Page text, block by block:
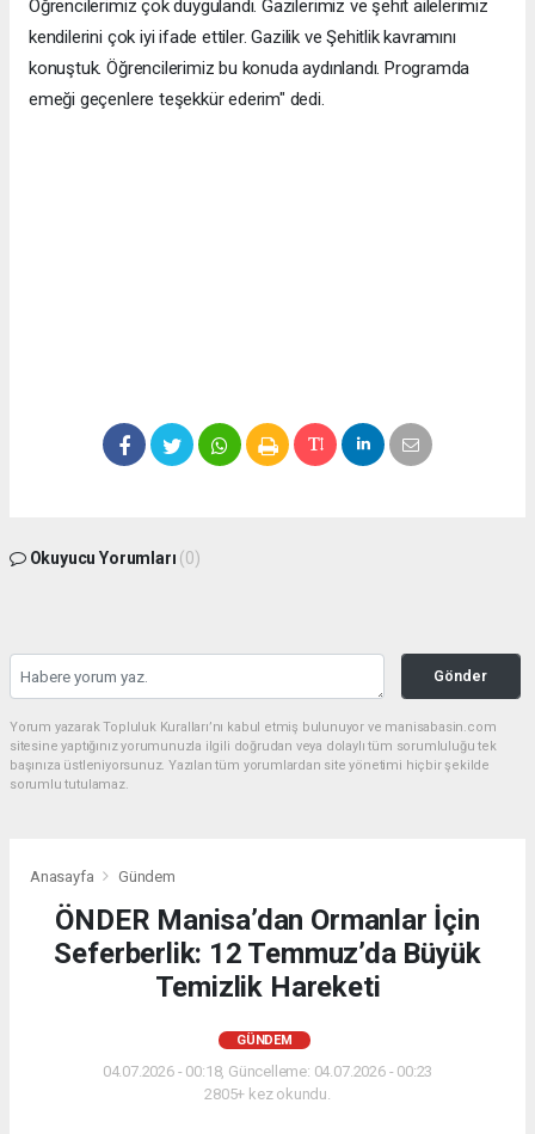
Öğrencilerimiz çok duygulandı. Gazilerimiz ve şehit ailelerimiz
kendilerini çok iyi ifade ettiler. Gazilik ve Şehitlik kavramını
konuştuk. Öğrencilerimiz bu konuda aydınlandı. Programda
emeği geçenlere teşekkür ederim" dedi.
Okuyucu Yorumları (0)
Gönder
Yorum yazarak Topluluk Kuralları’nı kabul etmiş bulunuyor ve manisabasin.com
sitesine yaptığınız yorumunuzla ilgili doğrudan veya dolaylı tüm sorumluluğu tek
başınıza üstleniyorsunuz. Yazılan tüm yorumlardan site yönetimi hiçbir şekilde
sorumlu tutulamaz.
Anasayfa Gündem
ÖNDER Manisa’dan Ormanlar İçin
Seferberlik: 12 Temmuz’da Büyük
Temizlik Hareketi
GÜNDEM
04.07.2026 - 00:18, Güncelleme: 04.07.2026 - 00:23
2805+ kez okundu.